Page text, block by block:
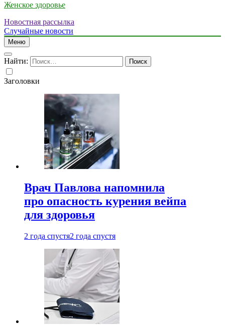
Женское здоровье
Новостная рассылка
Случайные новости
Меню
Найти:
Заголовки
Врач Павлова напомнила
про опасность курения вейпа
для здоровья
2 года спустя2 года спустя